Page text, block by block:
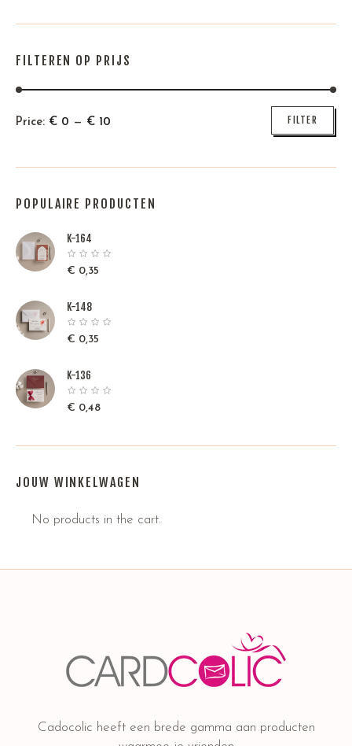
FILTEREN OP PRIJS
Min
Max
FILTER
Price: € 0 — € 10
POPULAIRE PRODUCTEN
K-164
€ 0,35
K-148
€ 0,35
K-136
€ 0,48
JOUW WINKELWAGEN
No products in the cart.
Cadocolic heeft een brede gamma aan producten